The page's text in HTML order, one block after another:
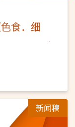
食．细
新闻稿